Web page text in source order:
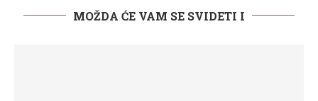
MOŽDA ĆE VAM SE SVIDETI I